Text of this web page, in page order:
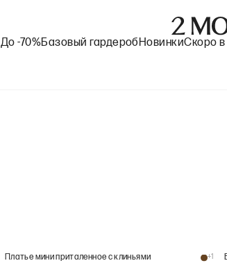
До -70%Базовый гардероб НовинкиСкоро
Платье мини приталенное с клиньями
+1